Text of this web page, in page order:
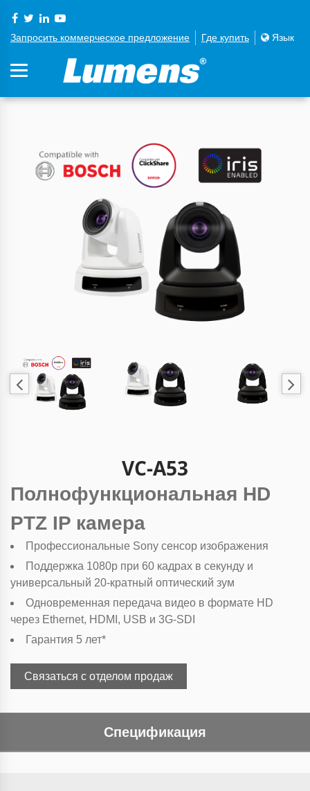
Запросить коммерческое предложение Где купить Язык
VC-А53
Полнофункциональная HD
PTZ IP камера
Профессиональные Sony сенсор изображения
Поддержка 1080p при 60 кадрах в секунду и
универсальный 20-кратный оптический зум
Одновременная передача видео в формате HD
через Ethernet, HDMI, USB и 3G-SDI
Гарантия 5 лет*
Связаться с отделом продаж
Спецификация